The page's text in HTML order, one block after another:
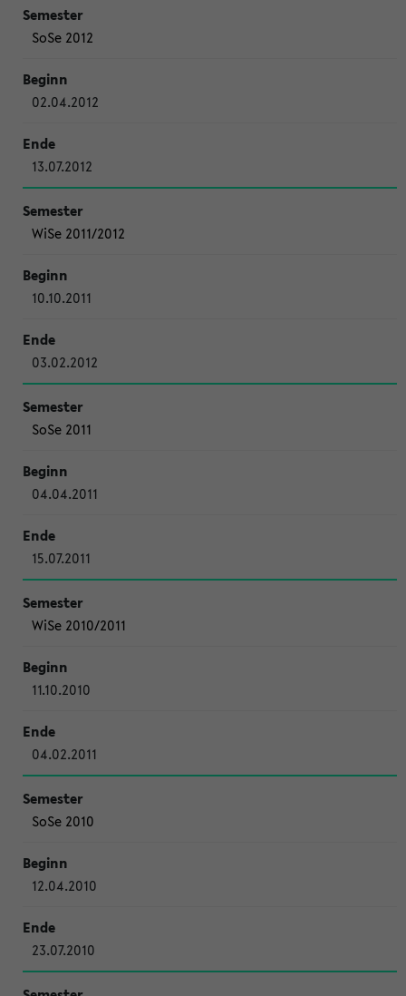
SoSe 2012
02.04.2012
13.07.2012
WiSe 2011/2012
10.10.2011
03.02.2012
SoSe 2011
04.04.2011
15.07.2011
WiSe 2010/2011
11.10.2010
04.02.2011
SoSe 2010
12.04.2010
23.07.2010